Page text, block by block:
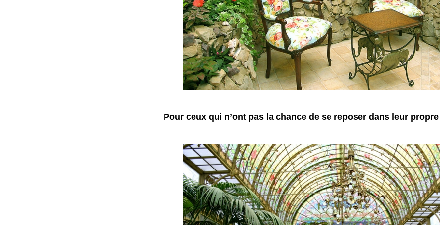
Pour ceux qui n’ont pas la chance de se reposer dans leur